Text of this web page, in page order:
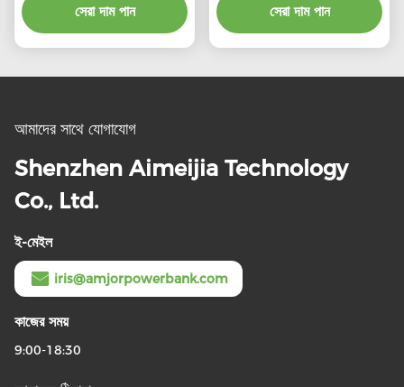
149.2*69.3*30.4mm
সেরা দাম পান
সেরা দাম পান
আমাদের সাথে যোগাযোগ
Shenzhen Aimeijia Technology
Co., Ltd.
ই-মেইল
iris@amjorpowerbank.com
কাজের সময়
9:00-18:30